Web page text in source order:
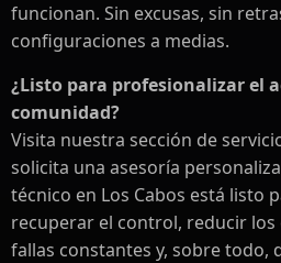
funcionan. Sin excusas, sin
configuraciones a medias.
¿Listo para profesionalizar el
comunidad?
Visita nuestra sección de
solicita una asesoría
técnico en Los Cabos está listo
recuperar el control, reducir
fallas constantes y, sobre todo,